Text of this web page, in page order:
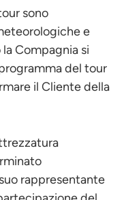
sono
e
Compagnia si
del tour
il Cliente della
rappresentante